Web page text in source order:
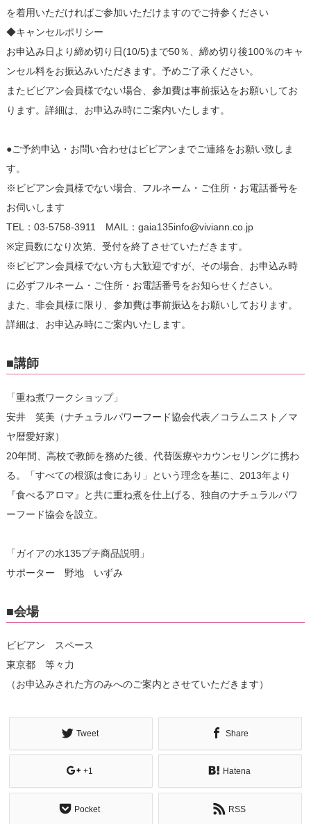
を着用いただければご参加いただけますのでご持参ください
◆キャンセルポリシー
お申込み日より締め切り日(10/5)まで50％、締め切り後100％のキャ
ンセル料をお振込みいただきます。予めご了承ください。
またビビアン会員様でない場合、参加費は事前振込をお願いしてお
ります。詳細は、お申込み時にご案内いたします。
●ご予約申込・お問い合わせはビビアンまでご連絡をお願い致しま
す。
※ビビアン会員様でない場合、フルネーム・ご住所・お電話番号を
お伺いします
TEL：03-5758-3911 MAIL：gaia135info@viviann.co.jp
※定員数になり次第、受付を終了させていただきます。
※ビビアン会員様でない方も大歓迎ですが、その場合、お申込み時
に必ずフルネーム・ご住所・お電話番号をお知らせください。
また、非会員様に限り、参加費は事前振込をお願いしております。
詳細は、お申込み時にご案内いたします。
■講師
「重ね煮ワークショップ」
安井 笑美（ナチュラルパワーフード協会代表／コラムニスト／マ
ヤ暦愛好家）
20年間、高校で教師を務めた後、代替医療やカウンセリングに携わ
る。「すべての根源は食にあり」という理念を基に、2013年より
『食べるアロマ』と共に重ね煮を仕上げる、独自のナチュラルパワ
ーフード協会を設立。
「ガイアの水135プチ商品説明」
サポーター 野地 いずみ
■会場
ビビアン スペース
東京都 等々力
（お申込みされた方のみへのご案内とさせていただきます）
Tweet Share
+1 Hatena
Pocket RSS